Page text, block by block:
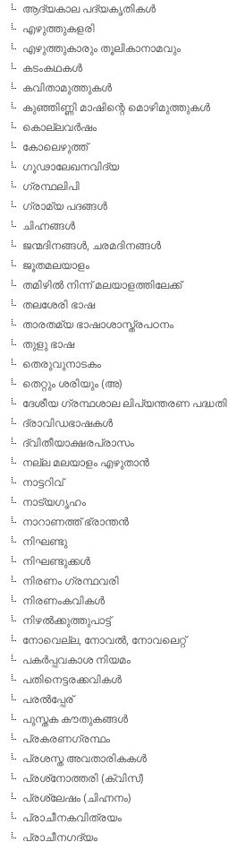
ആദ്യകാല പദ്യകൃതികള്‍
എഴുത്തുകളരി
എഴുത്തുകാരും തൂലികാനാമവും
കടംകഥകള്‍
കവിതാമുത്തുകള്‍
കുഞ്ഞിണ്ണി മാഷിന്റെ മൊഴിമുത്തുകള്‍
കൊല്ലവര്‍ഷം
കോലെഴുത്ത്
ഗൂഢാലേഖനവിദ്യ
ഗ്രന്ഥലിപി
ഗ്രാമ്യ പദങ്ങള്‍
ചിഹ്നങ്ങള്‍
ജന്മദിനങ്ങള്‍, ചരമദിനങ്ങള്‍
ജൂതമലയാളം
തമിഴില്‍ നിന്ന് മലയാളത്തിലേക്ക്
തലശേരി ഭാഷ
താരതമ്യ ഭാഷാശാസ്ത്രപഠനം
തുളു ഭാഷ
തെരുവുനാടകം
തെറ്റും ശരിയും (അ)
ദേശീയ ഗ്രന്ഥശാല ലിപ്യന്തരണ പദ്ധതി
ദ്രാവിഡഭാഷകള്‍
ദ്വിതീയാക്ഷരപ്രാസം
നല്ല മലയാളം എഴുതാന്‍
നാട്ടറിവ്
നാട്യഗൃഹം
നാറാണത്ത് ഭ്രാന്തന്‍
നിഘണ്ടു
നിഘണ്ടുക്കള്‍
നിരണം ഗ്രന്ഥവരി
നിരണംകവികള്‍
നിഴല്‍ക്കുത്തുപാട്ട്
നോവെല്ല, നോവല്‍, നോവലെറ്റ്
പകര്‍പ്പവകാശ നിയമം
പതിനെട്ടരക്കവികള്‍
പരല്‍പ്പേര്
പുസ്തക കൗതുകങ്ങള്‍
പ്രകരണഗ്രന്ഥം
പ്രശസ്ത അവതാരികകള്‍
പ്രശ്‌നോത്തരി (ക്വിസ്)
പ്രശ്ലേഷം (ചിഹ്നനം)
പ്രാചീനകവിത്രയം
പ്രാചീനഗദ്യം